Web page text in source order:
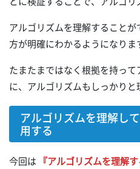
アルゴリズムを理解すること
方が明確にわかるようになりま
たまたまではなく根拠を持っ
に、アルゴリズムもしっかり
アルゴリズムを理解し
用する
今回は 『アルゴリズムを理解す